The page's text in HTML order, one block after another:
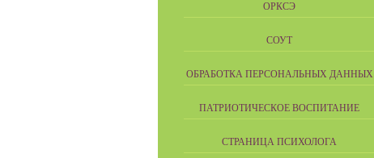
ОРКСЭ
СОУТ
ОБРАБОТКА ПЕРСОНАЛЬНЫХ ДАННЫХ
ПАТРИОТИЧЕСКОЕ ВОСПИТАНИЕ
СТРАНИЦА ПСИХОЛОГА